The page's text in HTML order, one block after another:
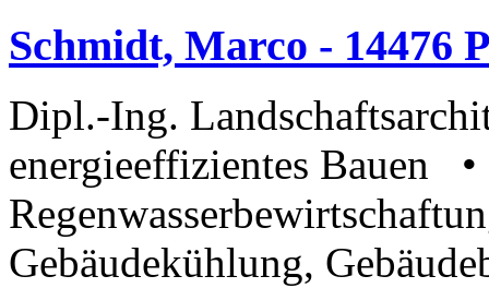
Schmidt, Marco - 14476
Dipl.-Ing.
energieeffizientes Bauen •
Gebäudekühlung,